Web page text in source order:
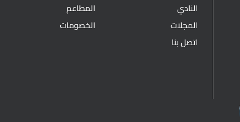
النادي
المجلات
اتصل بنا
المطاعم
الخصومات